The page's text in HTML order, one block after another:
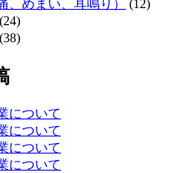
、めまい、耳鳴り）
(12)
(24)
(38)
について
について
について
について